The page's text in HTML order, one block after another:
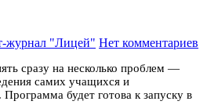
журнал "Лицей" Нет комментариев
сразу на несколько проблем —
самих учащихся и
будет готова к запуску в